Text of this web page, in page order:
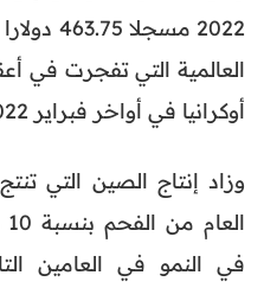
2022
العالمية التي تفجرت في
أوكرانيا في أواخر فبراير 2022.
وزاد إنتاج الصين التي
في النمو في العامين